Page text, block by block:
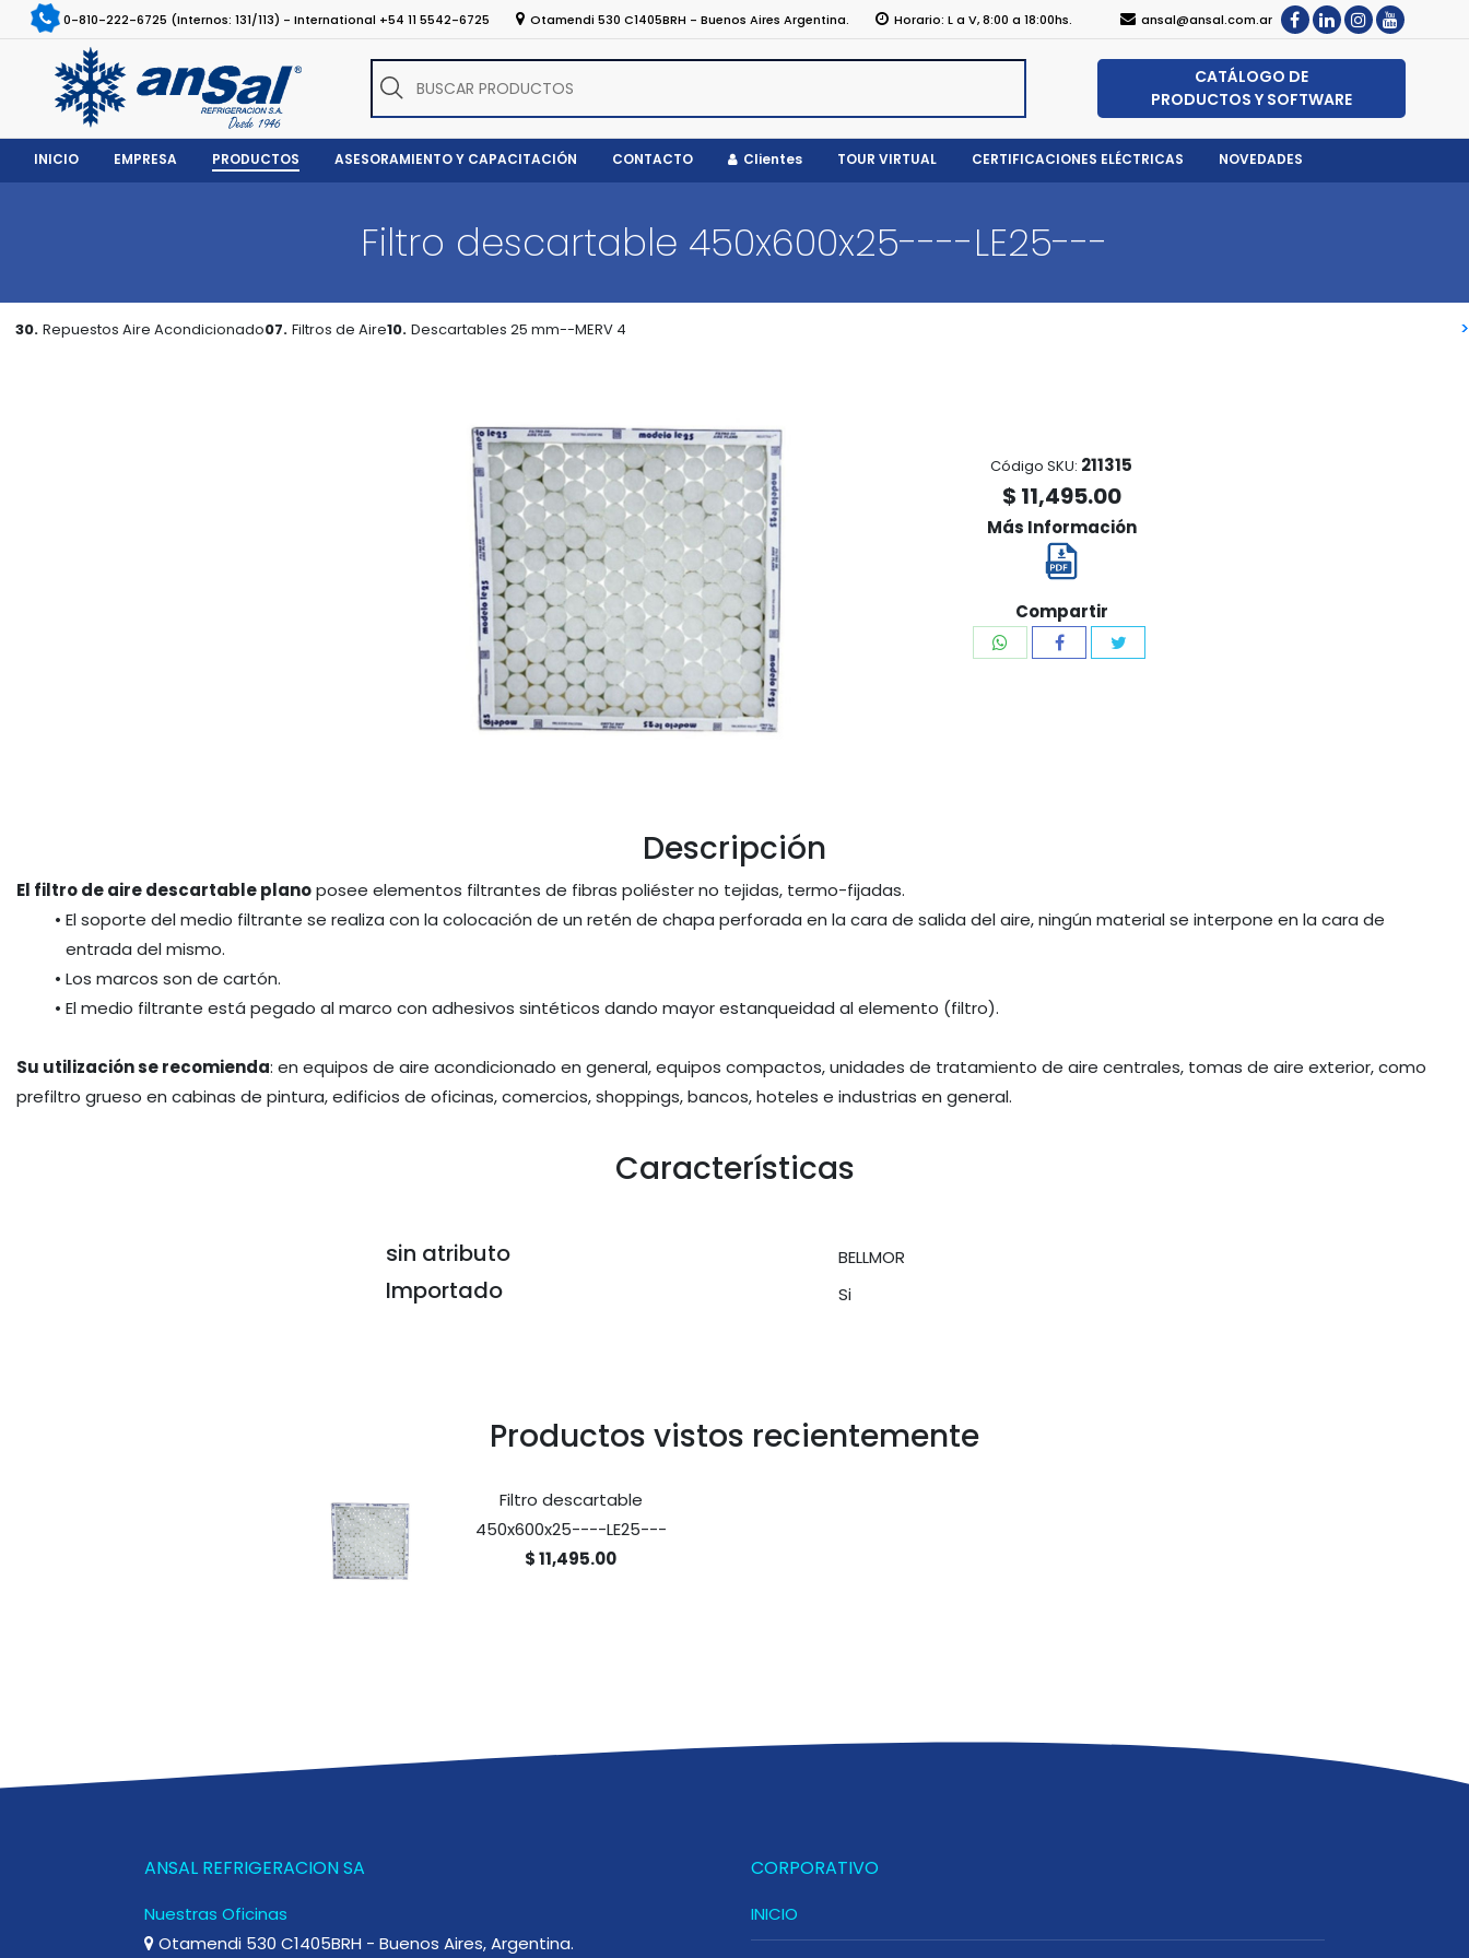
0-810-222-6725 (Internos: 131/113) - International +54 11 5542-6725 Otamendi 530 C1405BRH - Buenos Aires Argentina. Horario: L a V, 8:00 a 18:00hs. ansal@ansal.com.ar
CATÁLOGO DE
PRODUCTOS Y SOFTWARE
INICIO EMPRESA PRODUCTOS ASESORAMIENTO Y CAPACITACIÓN CONTACTO Clientes TOUR VIRTUAL CERTIFICACIONES ELÉCTRICAS NOVEDADES
Filtro descartable 450x600x25----LE25---
30. Repuestos Aire Acondicionado >
07. Filtros de Aire >
10. Descartables 25 mm--MERV 4
Código SKU: 211315
$ 11,495.00
Más Información
Compartir
Descripción
El filtro de aire descartable plano posee elementos filtrantes de fibras poliéster no tejidas, termo-fijadas.
El soporte del medio filtrante se realiza con la colocación de un retén de chapa perforada en la cara de salida del aire, ningún material se interpone en la cara de
entrada del mismo.
Los marcos son de cartón.
El medio filtrante está pegado al marco con adhesivos sintéticos dando mayor estanqueidad al elemento (filtro).
Su utilización se recomienda: en equipos de aire acondicionado en general, equipos compactos, unidades de tratamiento de aire centrales, tomas de aire exterior, como
prefiltro grueso en cabinas de pintura, edificios de oficinas, comercios, shoppings, bancos, hoteles e industrias en general.
Características
sin atributo BELLMOR
Importado Si
Productos vistos recientemente
Filtro descartable
450x600x25----LE25---
$ 11,495.00
ANSAL REFRIGERACION SA
Nuestras Oficinas
Otamendi 530 C1405BRH - Buenos Aires, Argentina.
CORPORATIVO
INICIO